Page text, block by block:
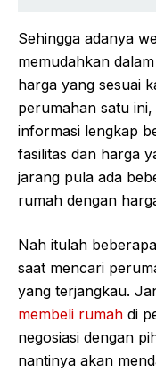
Sehingga adanya
memudahkan
harga yang sesuai
perumahan satu
informasi lengkap
fasilitas dan harga
jarang pula ada
rumah dengan
Nah itulah
saat mencari
yang terjangkau.
membeli rumah di
negosiasi dengan
nantinya akan